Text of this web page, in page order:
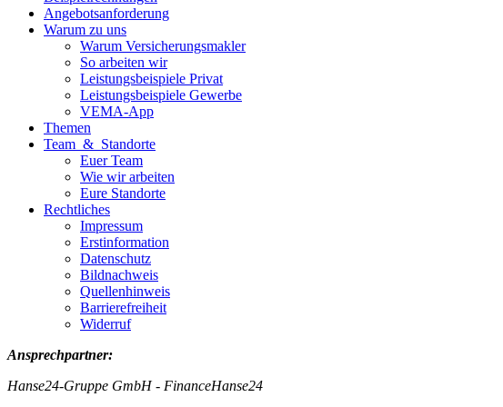
Angebotsanforderung
Warum zu uns
Warum Versicherungsmakler
So arbeiten wir
Leistungsbeispiele Privat
Leistungsbeispiele Gewerbe
VEMA-App
Themen
Team & Standorte
Euer Team
Wie wir arbeiten
Eure Standorte
Rechtliches
Impressum
Erstinformation
Datenschutz
Bildnachweis
Quellenhinweis
Barrierefreiheit
Widerruf
Ansprechpartner:
Hanse24-Gruppe GmbH - FinanceHanse24